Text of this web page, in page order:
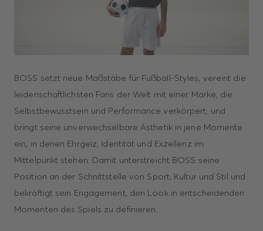
BOSS setzt neue Maßstäbe für Fußball-Styles, vereint die
leidenschaftlichsten Fans der Welt mit einer Marke, die
Selbstbewusstsein und Performance verkörpert, und
bringt seine unverwechselbare Ästhetik in jene Momente
ein, in denen Ehrgeiz, Identität und Exzellenz im
Mittelpunkt stehen. Damit unterstreicht BOSS seine
Position an der Schnittstelle von Sport, Kultur und Stil und
bekräftigt sein Engagement, den Look in entscheidenden
Momenten des Spiels zu definieren.